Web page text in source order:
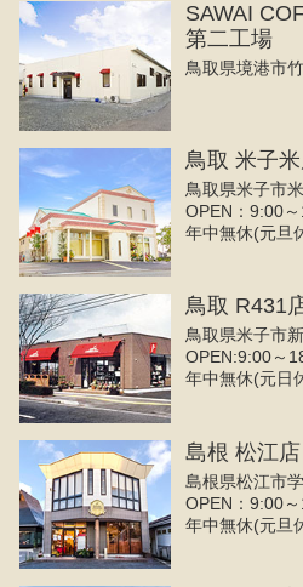
SAWAI
第二工場
鳥取県境港市
鳥取 米子
鳥取県米子市
OPEN：9:00
年中無休(元旦
鳥取 R431
鳥取県米子市
OPEN:9:00～
年中無休(元日
島根 松江店
島根県松江市
OPEN：9:00
年中無休(元旦